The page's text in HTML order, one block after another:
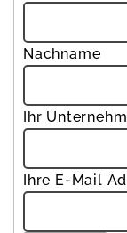
Nachname
Ihr
Ihre E-Mail